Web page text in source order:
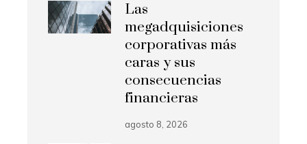
Las
megadquisiciones
corporativas más
caras y sus
consecuencias
financieras
agosto 8, 2026